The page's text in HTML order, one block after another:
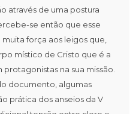
através de uma postura
se então que esse
força aos leigos que,
místico de Cristo que é a
na sua missão.
documento, algumas
prática dos anseios da V